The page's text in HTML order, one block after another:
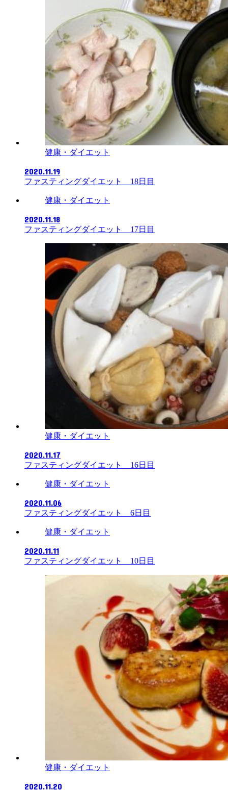
健康・ダイエット
2020.11.19
ファスティングダイエット 18日目
健康・ダイエット
2020.11.18
ファスティングダイエット 17日目
健康・ダイエット
2020.11.17
ファスティングダイエット 16日目
健康・ダイエット
2020.11.06
ファスティングダイエット 6日目
健康・ダイエット
2020.11.11
ファスティングダイエット 10日目
健康・ダイエット
2020.11.20